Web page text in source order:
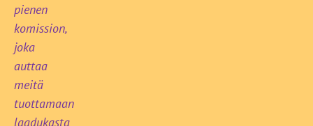
pienen
komission,
joka
auttaa
meitä
tuottamaan
laadukasta